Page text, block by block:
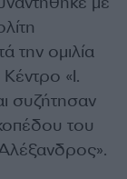
την ομιλία
«Ι.
συζήτησαν
του